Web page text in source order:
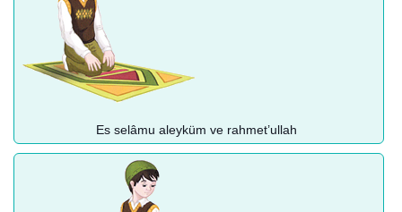
Es selâmu aleyküm ve rahmet’ullah